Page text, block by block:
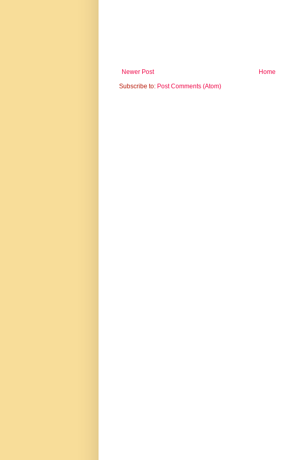
Newer Post
Home
Subscribe to: Post Comments (Atom)